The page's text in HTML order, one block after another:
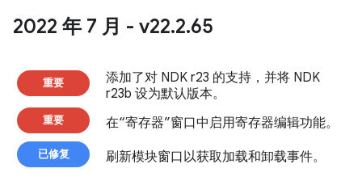
2022 年 7 月 - v22.2.65
重要
添加了对 NDK r23 的支持，并将 NDK
r23b 设为默认版本。
重要 在“寄存器”窗口中启用寄存器编辑功能。
已修复 刷新模块窗口以获取加载和卸载事件。